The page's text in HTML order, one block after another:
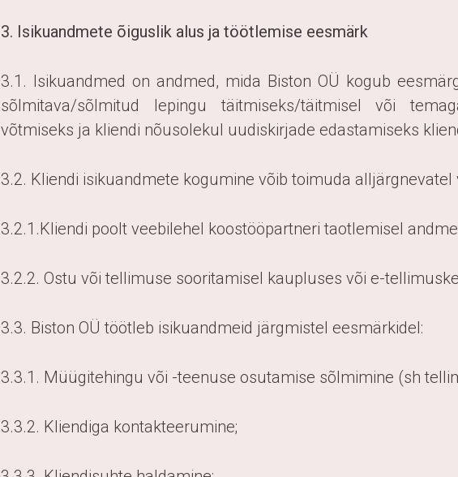
3. Isikuandmete õiguslik alus ja töötlemise eesmärk
3.1. Isikuandmed on andmed, mida Biston OÜ kogub
sõlmitava/sõlmitud lepingu täitmiseks/täitmisel või
võtmiseks ja kliendi nõusolekul uudiskirjade edastamiseks
3.2. Kliendi isikuandmete kogumine võib toimuda alljärgnevatel
3.2.1.Kliendi poolt veebilehel koostööpartneri taotlemisel
3.2.2. Ostu või tellimuse sooritamisel kaupluses või e-
3.3. Biston OÜ töötleb isikuandmeid järgmistel eesmärkidel:
3.3.1. Müügitehingu või -teenuse osutamise sõlmimine (sh
3.3.2. Kliendiga kontakteerumine;